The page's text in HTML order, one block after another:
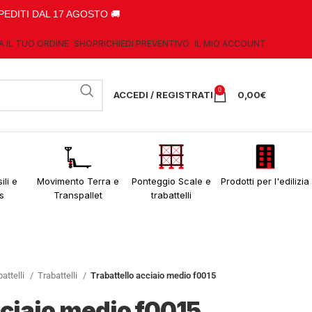
DAL 17 AGOSTO 🚚
IL TUO ORDINE SHOPRICHIEDI PREVENTIVO IL MIO ACCOUNT
ACCEDI / REGISTRATI 0 0,00€
e
Movimento Terra e
Transpallet
Ponteggio Scale e
trabattelli
Prodotti per l'edilizia
Trabattelli Trabattello acciaio medio f0015